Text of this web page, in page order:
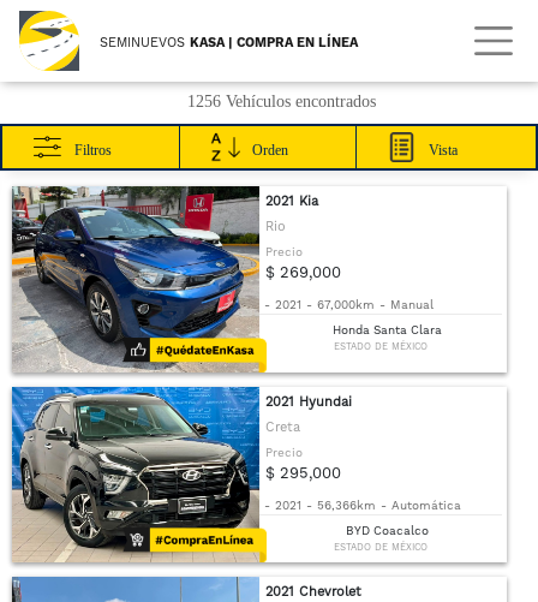
SEMINUEVOS KASA | COMPRA EN LÍNEA
1256 Vehículos encontrados
Filtros Orden Vista
2021 Kia
Rio
Precio
$ 269,000
- 2021 - 67,000km - Manual
Honda Santa Clara
ESTADO DE MÉXICO
2021 Hyundai
Creta
Precio
$ 295,000
- 2021 - 56,366km - Automática
BYD Coacalco
ESTADO DE MÉXICO
2021 Chevrolet